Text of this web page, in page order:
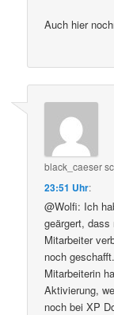
Auch hier
black_caeser
23:51 Uhr:
@Wolfi: Ich
geärgert,
Mitarbeiter
noch
Mitarbeiterin
Aktivierung,
noch bei XP